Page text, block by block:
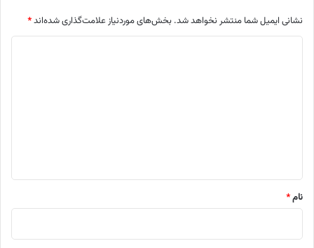
نشانی ایمیل شما منتشر نخواهد شد. بخش‌های موردنیاز علامت‌گذاری شده‌اند*
نام*